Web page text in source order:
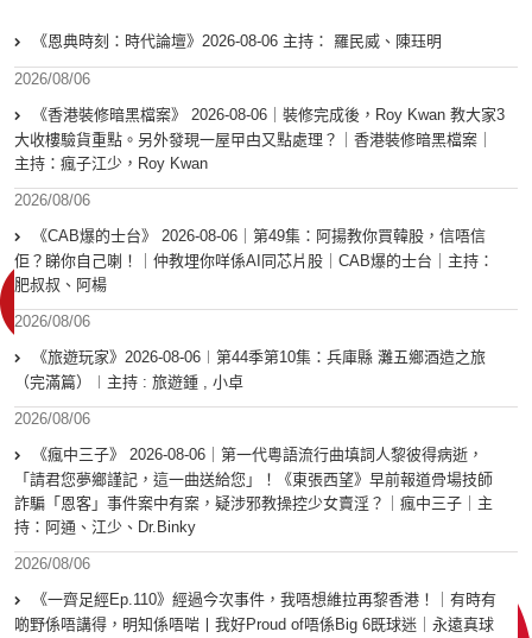
《恩典時刻：時代論壇》2026-08-06 主持： 羅民威、陳珏明
2026/08/06
《香港裝修暗黑檔案》 2026-08-06｜裝修完成後，Roy Kwan 教大家3
大收樓驗貨重點。另外發現一屋曱甴又點處理？｜香港裝修暗黑檔案｜
主持：瘋子江少，Roy Kwan
2026/08/06
《CAB爆的士台》 2026-08-06｜第49集：阿揚教你買韓股，信唔信
佢？睇你自己喇！｜仲教埋你咩係AI同芯片股｜CAB爆的士台｜主持：
肥叔叔、阿楊
2026/08/06
《旅遊玩家》2026-08-06︱第44季第10集：兵庫縣 灘五鄉酒造之旅
（完滿篇）︱主持 : 旅遊鍾 , 小卓
2026/08/06
《瘋中三子》 2026-08-06｜第一代粵語流行曲填詞人黎彼得病逝，
「請君您夢鄉謹記，這一曲送給您」！《東張西望》早前報道骨場技師
詐騙「恩客」事件案中有案，疑涉邪教操控少女賣淫？｜瘋中三子｜主
持：阿通、江少、Dr.Binky
2026/08/06
《一齊足經Ep.110》經過今次事件，我唔想維拉再黎香港！｜有時有
啲野係唔講得，明知係唔啱丨我好Proud of唔係Big 6既球迷｜永遠真球